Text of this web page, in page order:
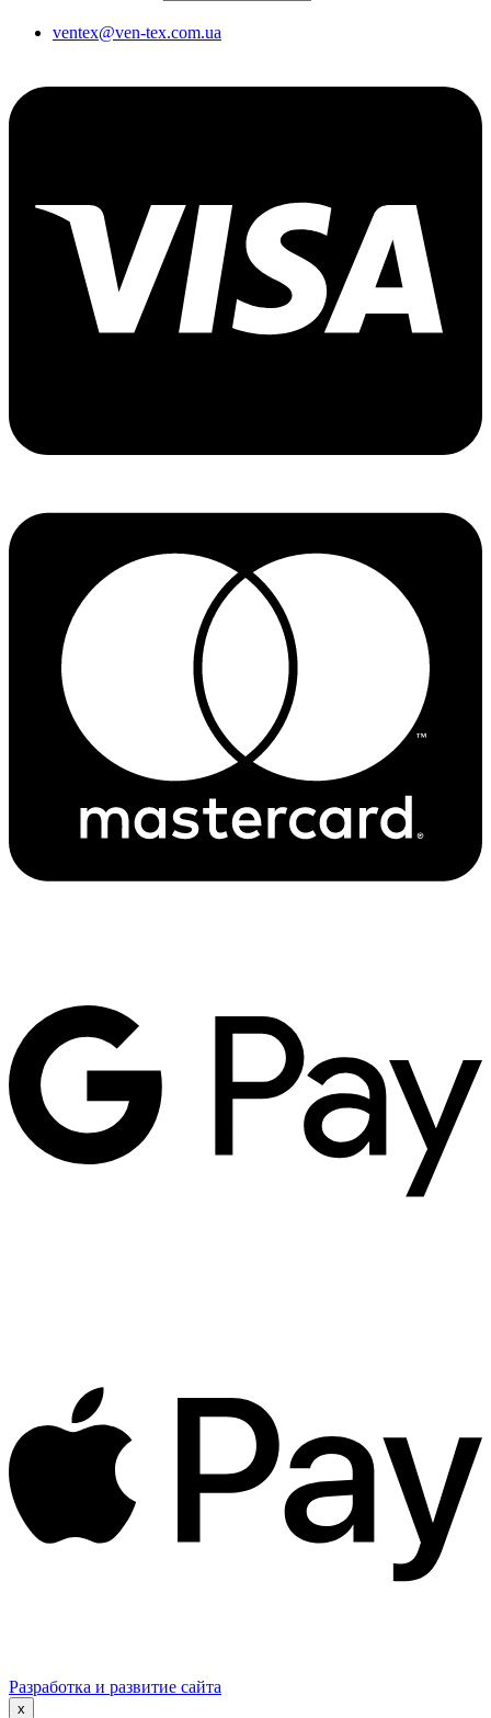
ventex@ven-tex.com.ua
Разработка и развитие сайта
x